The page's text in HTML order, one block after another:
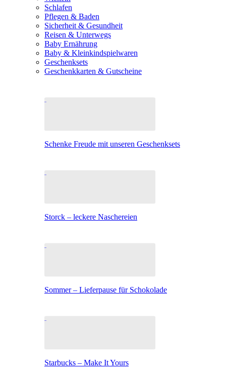
Schlafen
Pflegen & Baden
Sicherheit & Gesundheit
Reisen & Unterwegs
Baby Ernährung
Baby & Kleinkindspielwaren
Geschenksets
Geschenkkarten & Gutscheine
Schenke Freude mit unseren Geschenksets
Storck – leckere Naschereien
Sommer – Lieferpause für Schokolade
Starbucks – Make It Yours